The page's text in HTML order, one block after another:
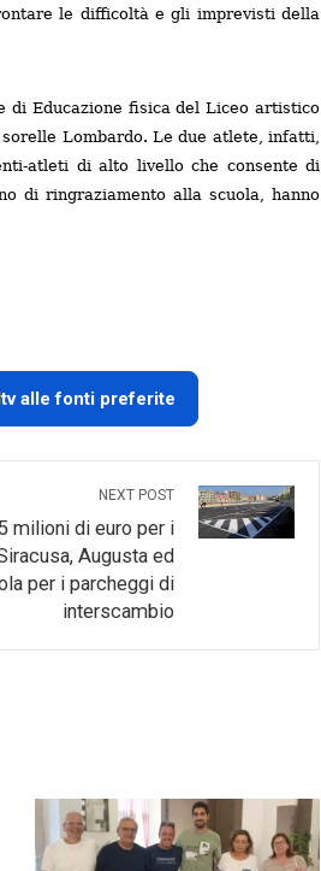
le difficoltà e gli imprevisti della
Educazione fisica del Liceo artistico
Lombardo. Le due atlete, infatti,
atleti di alto livello che consente di
di ringraziamento alla scuola, hanno
alle fonti preferite
NEXT POST
milioni di euro per i
Augusta ed
per i parcheggi di
interscambio